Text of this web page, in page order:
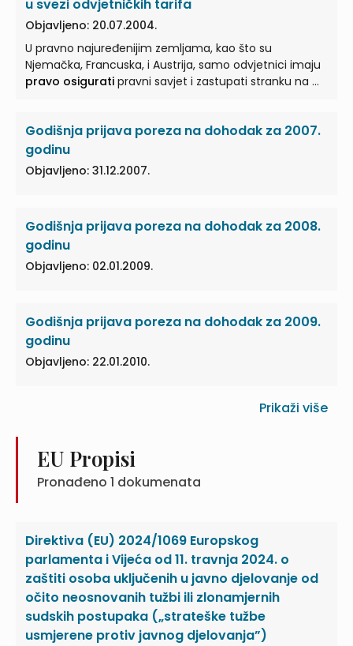
u svezi odvjetničkih tarifa
Objavljeno: 20.07.2004.
U pravno najuređenijim zemljama, kao što su
Njemačka, Francuska, i Austrija, samo odvjetnici imaju
pravo osigurati pravni savjet i zastupati stranku na ...
Godišnja prijava poreza na dohodak za 2007.
godinu
Objavljeno: 31.12.2007.
Godišnja prijava poreza na dohodak za 2008.
godinu
Objavljeno: 02.01.2009.
Godišnja prijava poreza na dohodak za 2009.
godinu
Objavljeno: 22.01.2010.
Prikaži više
EU Propisi
Pronađeno 1 dokumenata
Direktiva (EU) 2024/1069 Europskog
parlamenta i Vijeća od 11. travnja 2024. o
zaštiti osoba uključenih u javno djelovanje od
očito neosnovanih tužbi ili zlonamjernih
sudskih postupaka („strateške tužbe
usmjerene protiv javnog djelovanja”)